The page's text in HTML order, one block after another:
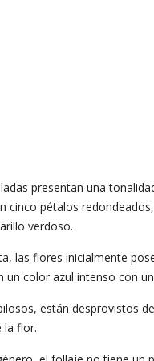
presentan una
cinco pétalos
verdoso.
las flores inicialmente
un color azul intenso con
están desprovistos
la flor.